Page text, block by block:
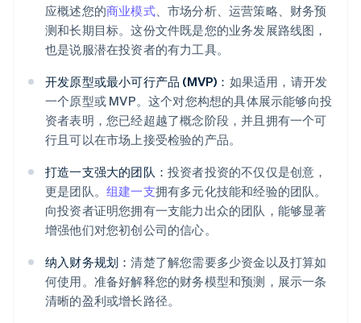
应概述您的商业模式、市场分析、运营策略、财务预
测和长期目标。这份文件既是您的业务发展路线图，
也是说服潜在投资者的有力工具。
开发原型或最小可行产品 (MVP)： 如果适用，请开发
一个原型或 MVP。这个对您构想的具体展示能够向投
资者表明，您已经超越了概念阶段，并且拥有一个可
行且可以在市场上接受检验的产品。
打造一支强大的团队： 投资者投资的不仅仅是创意，
更是团队。 组建一支拥有多元化技能和经验的团队。
向投资者证明您拥有一支能力出众的团队，能够显著
增强他们对您初创公司的信心。
纳入财务规划：清楚了解您需要多少资金以及打算如
何使用。准备好解释您的财务模型和预测，展示一条
清晰的盈利或增长路径。